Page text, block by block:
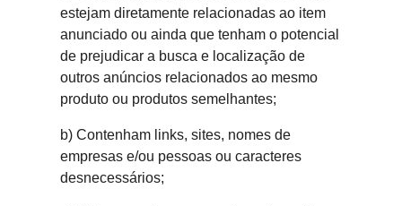
estejam diretamente relacionadas ao item
anunciado ou ainda que tenham o potencial
de prejudicar a busca e localização de
outros anúncios relacionados ao mesmo
produto ou produtos semelhantes;
b) Contenham links, sites, nomes de
empresas e/ou pessoas ou caracteres
desnecessários;